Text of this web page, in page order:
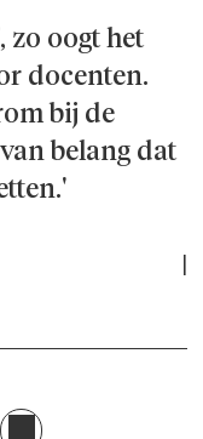
zo oogt het
docenten.
bij de
belang dat